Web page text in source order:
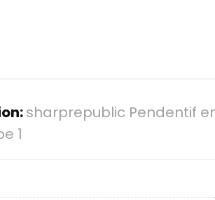
sharprepublic Pendentif
1